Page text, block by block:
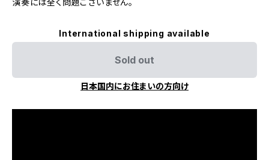
演奏には全く問題ございません。
International shipping available
Sold out
日本国内にお住まいの方向け